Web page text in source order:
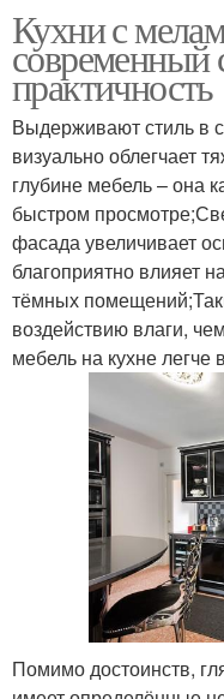
Кухни с
современный
практичность
Выдерживают стиль в
визуально облегчает
глубине мебель – она
быстром
фасада увеличивает
благоприятно влияет
тёмных
воздействию влаги,
мебель на кухне легче
Помимо достоинств,